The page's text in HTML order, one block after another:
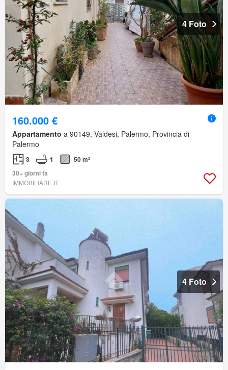
4 Foto
160.000 €
Appartamento a 90149, Valdesi, Palermo, Provincia di
Palermo
3 1
50 m²
30+ giorni fa
IMMOBILIARE.IT
4 Foto